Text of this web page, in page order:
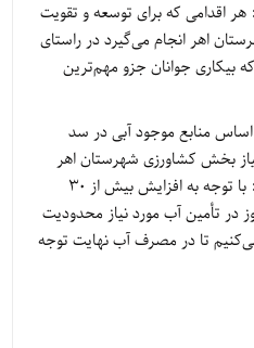
هر اقدامی که برای توسعه و تقویت
اهر انجام می‌گیرد در راستای
بیکاری جوانان جزو مهم‌ترین
اساس منابع موجود آبی در سد
بخش کشاورزی شهرستان اهر
قابل تأمین است، خاطرنشان کرد: با توجه به افزایش بیش از 30
در تأمین آب مورد نیاز محدودیت
تا در مصرف آب نهایت توجه